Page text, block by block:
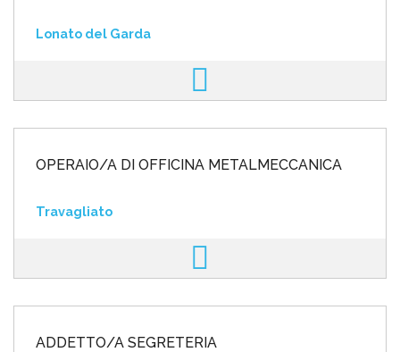
Lonato del Garda
OPERAIO/A DI OFFICINA METALMECCANICA
Travagliato
ADDETTO/A SEGRETERIA